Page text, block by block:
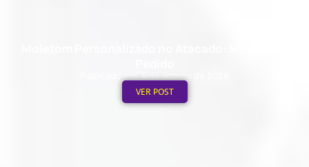
Publicado em: 4 de agosto de 2026
VER POST